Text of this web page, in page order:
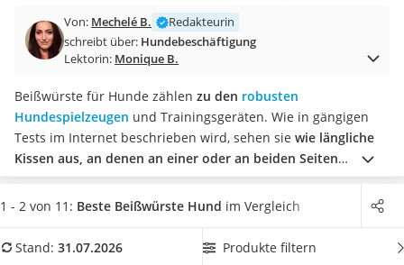
Masturbator
Massagepistole
Reisehaartrockner
Eiweißpulver
Magnesiumpräparat
Katzenklappe
Nackenmassagegerät
Zeckenschutz Katze
Philips-Sonicare-Zahnbürste
Von: Mechelé B.
Redakteurin
schreibt über: Hundebeschäftigung
Lektorin: Monique B.
Beißwürste für Hunde zählen zu den robusten
Hundespielzeugen und Trainingsgeräten. Wie in gängigen
Tests im Internet beschrieben wird, sehen sie wie längliche
Kissen aus, an denen an einer oder an beiden Seiten
Schlaufen zum Festhaltenangebracht sind.Mithilfe der
Schlaufen können Sie auch starker Krafteinwirkung durch
seinen natürlichen Zerr-Instinkt gut ausleben lassen. Wählen
1 - 2 von 11: Beste Beißwürste Hund im Vergleich
Stand: 31.07.2026 Produkte filtern